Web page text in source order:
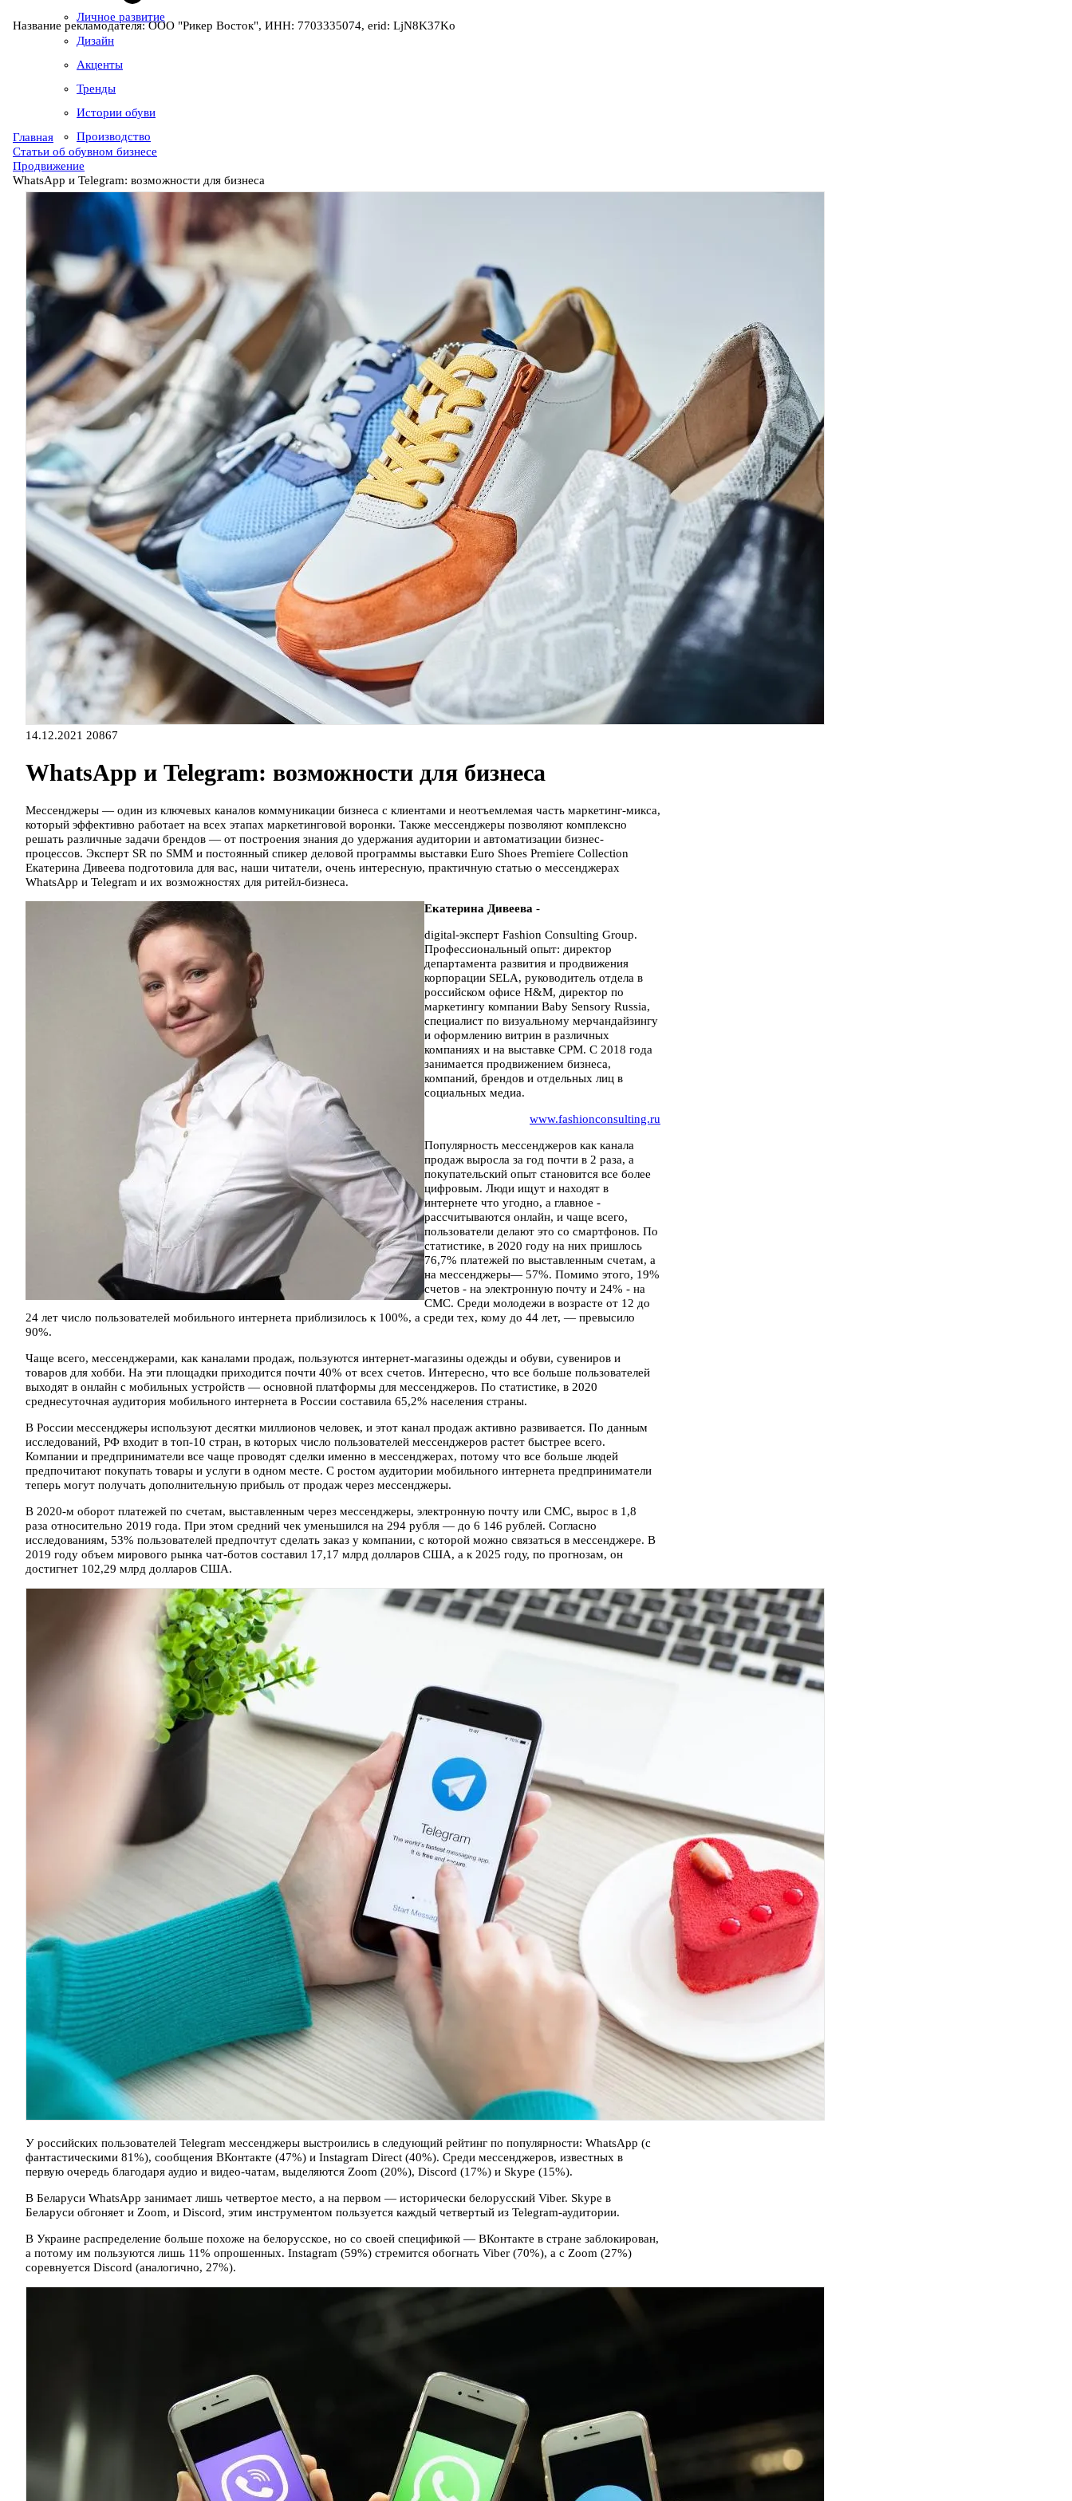
Личное развитие
Дизайн
Акценты
Тренды
Истории обуви
Производство
Название рекламодателя: ООО "Рикер Восток", ИНН: 7703335074, erid: LjN8K37Ko
Главная
Статьи об обувном бизнесе
Продвижение
WhatsApp и Telegram: возможности для бизнеса
14.12.2021 20867
WhatsApp и Telegram: возможности для бизнеса
Мессенджеры — один из ключевых каналов коммуникации бизнеса с клиентами и неотъемлемая часть маркетинг-микса,
который эффективно работает на всех этапах маркетинговой воронки. Также мессенджеры позволяют комплексно
решать различные задачи брендов — от построения знания до удержания аудитории и автоматизации бизнес-
процессов. Эксперт SR по SMM и постоянный спикер деловой программы выставки Euro Shoes Premiere Collection
Екатерина Дивеева подготовила для вас, наши читатели, очень интересную, практичную статью о мессенджерах
WhatsApp и Telegram и их возможностях для ритейл-бизнеса.
Екатерина Дивеева -
digital-эксперт Fashion Consulting Group.
Профессиональный опыт: директор
департамента развития и продвижения
корпорации SELA, руководитель отдела в
российском офисе H&M, директор по
маркетингу компании Baby Sensory Russia,
специалист по визуальному мерчандайзингу
и оформлению витрин в различных
компаниях и на выставке CPM. С 2018 года
занимается продвижением бизнеса,
компаний, брендов и отдельных лиц в
социальных медиа.
www.fashionconsulting.ru
Популярность мессенджеров как канала
продаж выросла за год почти в 2 раза, а
покупательский опыт становится все более
цифровым. Люди ищут и находят в
интернете что угодно, а главное -
рассчитываются онлайн, и чаще всего,
пользователи делают это со смартфонов. По
статистике, в 2020 году на них пришлось
76,7% платежей по выставленным счетам, а
на мессенджеры— 57%. Помимо этого, 19%
счетов - на электронную почту и 24% - на
СМС. Среди молодежи в возрасте от 12 до
24 лет число пользователей мобильного интернета приблизилось к 100%, а среди тех, кому до 44 лет, — превысило
90%.
Чаще всего, мессенджерами, как каналами продаж, пользуются интернет-магазины одежды и обуви, сувениров и
товаров для хобби. На эти площадки приходится почти 40% от всех счетов. Интересно, что все больше пользователей
выходят в онлайн с мобильных устройств — основной платформы для мессенджеров. По статистике, в 2020
среднесуточная аудитория мобильного интернета в России составила 65,2% населения страны.
В России мессенджеры используют десятки миллионов человек, и этот канал продаж активно развивается. По данным
исследований, РФ входит в топ-10 стран, в которых число пользователей мессенджеров растет быстрее всего.
Компании и предприниматели все чаще проводят сделки именно в мессенджерах, потому что все больше людей
предпочитают покупать товары и услуги в одном месте. С ростом аудитории мобильного интернета предприниматели
теперь могут получать дополнительную прибыль от продаж через мессенджеры.
В 2020-м оборот платежей по счетам, выставленным через мессенджеры, электронную почту или СМС, вырос в 1,8
раза относительно 2019 года. При этом средний чек уменьшился на 294 рубля — до 6 146 рублей. Согласно
исследованиям, 53% пользователей предпочтут сделать заказ у компании, с которой можно связаться в мессенджере. В
2019 году объем мирового рынка чат-ботов составил 17,17 млрд долларов США, а к 2025 году, по прогнозам, он
достигнет 102,29 млрд долларов США.
У российских пользователей Telegram мессенджеры выстроились в следующий рейтинг по популярности: WhatsApp (с
фантастическими 81%), сообщения ВКонтакте (47%) и Instagram Direct (40%). Среди мессенджеров, известных в
первую очередь благодаря аудио и видео-чатам, выделяются Zoom (20%), Discord (17%) и Skype (15%).
В Беларуси WhatsApp занимает лишь четвертое место, а на первом — исторически белорусский Viber. Skype в
Беларуси обгоняет и Zoom, и Discord, этим инструментом пользуется каждый четвертый из Telegram-аудитории.
В Украине распределение больше похоже на белорусское, но со своей спецификой — ВКонтакте в стране заблокирован,
а потому им пользуются лишь 11% опрошенных. Instagram (59%) стремится обогнать Viber (70%), а с Zoom (27%)
соревнуется Discord (аналогично, 27%).